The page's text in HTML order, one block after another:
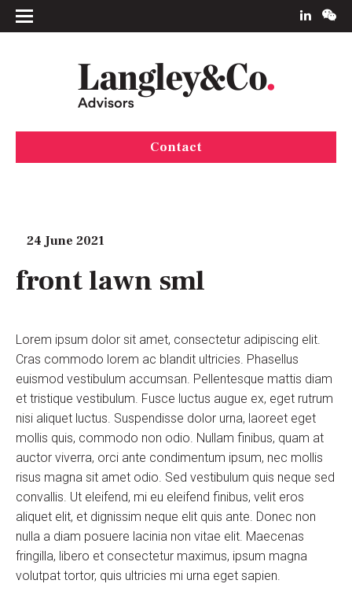
Contact
24 June 2021
front lawn sml
Lorem ipsum dolor sit amet, consectetur adipiscing elit.
Cras commodo lorem ac blandit ultricies. Phasellus
euismod vestibulum accumsan. Pellentesque mattis diam
et tristique vestibulum. Fusce luctus augue ex, eget rutrum
nisi aliquet luctus. Suspendisse dolor urna, laoreet eget
mollis quis, commodo non odio. Nullam finibus, quam at
auctor viverra, orci ante condimentum ipsum, nec mollis
risus magna sit amet odio. Sed vestibulum quis neque sed
convallis. Ut eleifend, mi eu eleifend finibus, velit eros
aliquet elit, et dignissim neque elit quis ante. Donec non
nulla a diam posuere lacinia non vitae elit. Maecenas
fringilla, libero et consectetur maximus, ipsum magna
volutpat tortor, quis ultricies mi urna eget sapien.